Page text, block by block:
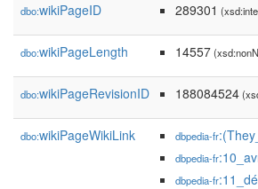
dbo:wikiPageID 289301
dbo:wikiPageLength 14557
dbo:wikiPageRevisionID 188084524
dbo:wikiPageWikiLink dbpedia-fr
dbpedia-fr
dbpedia-fr